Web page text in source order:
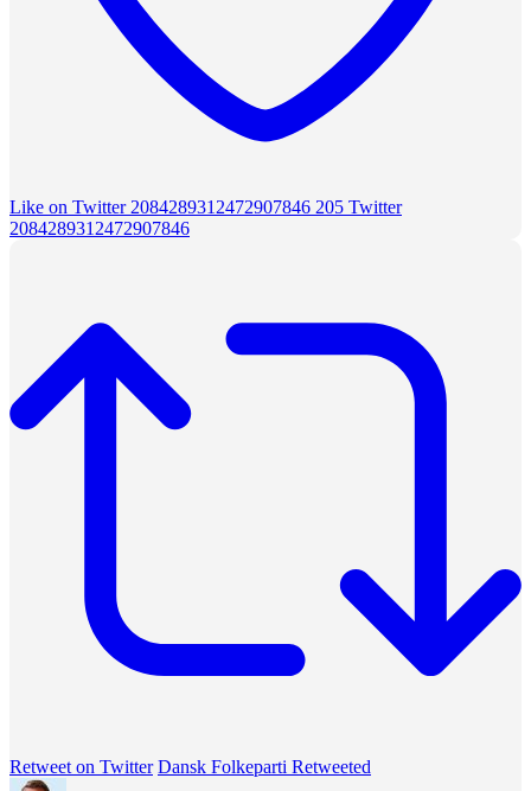
Like on Twitter 2084289312472907846 205 Twitter
2084289312472907846
Retweet on Twitter Dansk Folkeparti Retweeted